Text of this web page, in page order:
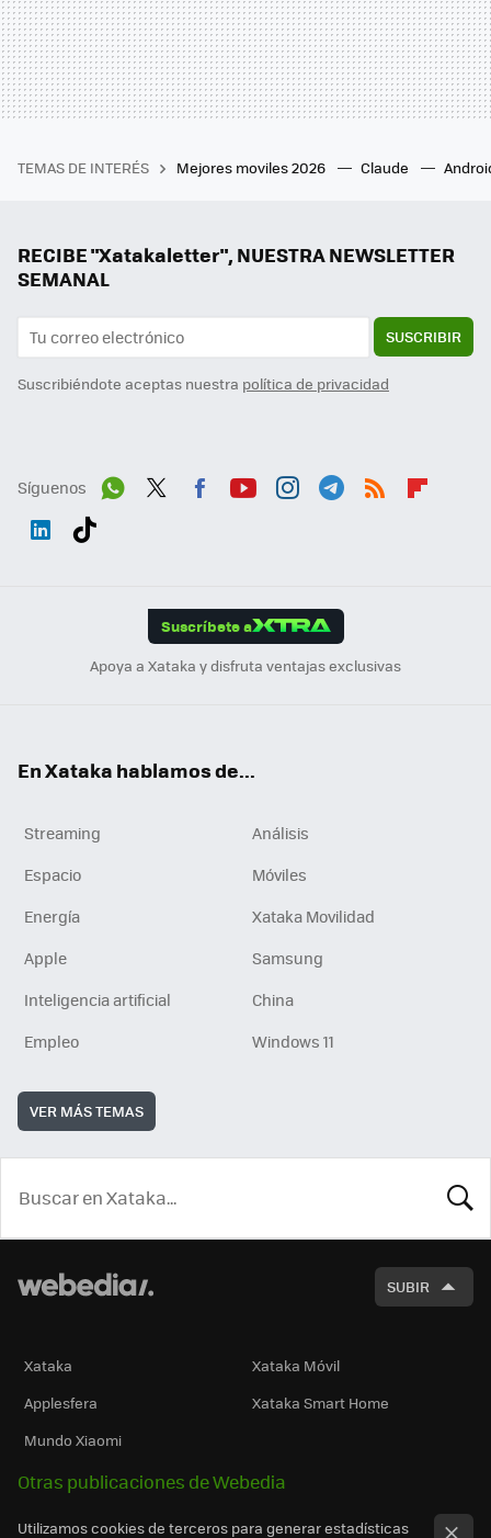
TEMAS DE INTERÉS Mejores moviles 2026 Claude
RECIBE "Xatakaletter", NUESTRA NEWSLETTER
SEMANAL
SUSCRIBIR
Suscribiéndote aceptas nuestra política de privacidad
Síguenos
Suscríbete a
Apoya a Xataka y disfruta ventajas exclusivas
En Xataka hablamos de...
Streaming
Análisis
Espacio
Móviles
Energía
Xataka Movilidad
Apple
Samsung
Inteligencia artificial
China
Empleo
Windows 11
VER MÁS TEMAS
SUBIR
Xataka
Xataka Móvil
Applesfera
Xataka Smart Home
Mundo Xiaomi
Otras publicaciones de Webedia
Utilizamos cookies de terceros para generar estadísticas